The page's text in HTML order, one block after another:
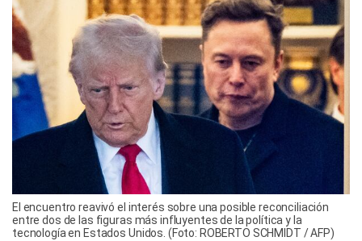
El encuentro reavivó el interés sobre una posible reconciliación
entre dos de las figuras más influyentes de la política y la
tecnología en Estados Unidos. (Foto: ROBERTO SCHMIDT / AFP)